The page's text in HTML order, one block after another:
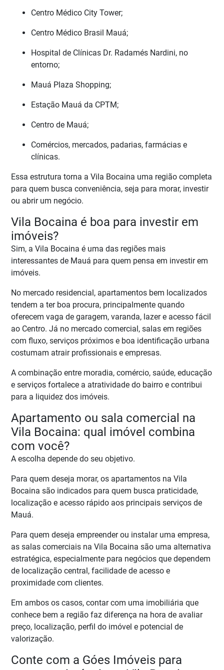
Centro Médico City Tower;
Centro Médico Brasil Mauá;
Hospital de Clínicas Dr. Radamés Nardini, no
entorno;
Mauá Plaza Shopping;
Estação Mauá da CPTM;
Centro de Mauá;
Comércios, mercados, padarias, farmácias e
clínicas.
Essa estrutura torna a Vila Bocaina uma região completa
para quem busca conveniência, seja para morar, investir
ou abrir um negócio.
Vila Bocaina é boa para investir em
imóveis?
Sim, a Vila Bocaina é uma das regiões mais
interessantes de Mauá para quem pensa em investir em
imóveis.
No mercado residencial, apartamentos bem localizados
tendem a ter boa procura, principalmente quando
oferecem vaga de garagem, varanda, lazer e acesso fácil
ao Centro. Já no mercado comercial, salas em regiões
com fluxo, serviços próximos e boa identificação urbana
costumam atrair profissionais e empresas.
A combinação entre moradia, comércio, saúde, educação
e serviços fortalece a atratividade do bairro e contribui
para a liquidez dos imóveis.
Apartamento ou sala comercial na
Vila Bocaina: qual imóvel combina
com você?
A escolha depende do seu objetivo.
Para quem deseja morar, os apartamentos na Vila
Bocaina são indicados para quem busca praticidade,
localização e acesso rápido aos principais serviços de
Mauá.
Para quem deseja empreender ou instalar uma empresa,
as salas comerciais na Vila Bocaina são uma alternativa
estratégica, especialmente para negócios que dependem
de localização central, facilidade de acesso e
proximidade com clientes.
Em ambos os casos, contar com uma imobiliária que
conhece bem a região faz diferença na hora de avaliar
preço, localização, perfil do imóvel e potencial de
valorização.
Conte com a Góes Imóveis para